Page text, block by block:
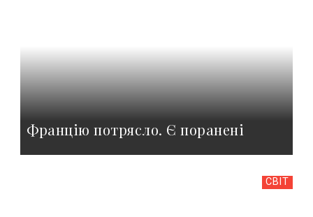
Францію потрясло. Є поранені
СВІТ